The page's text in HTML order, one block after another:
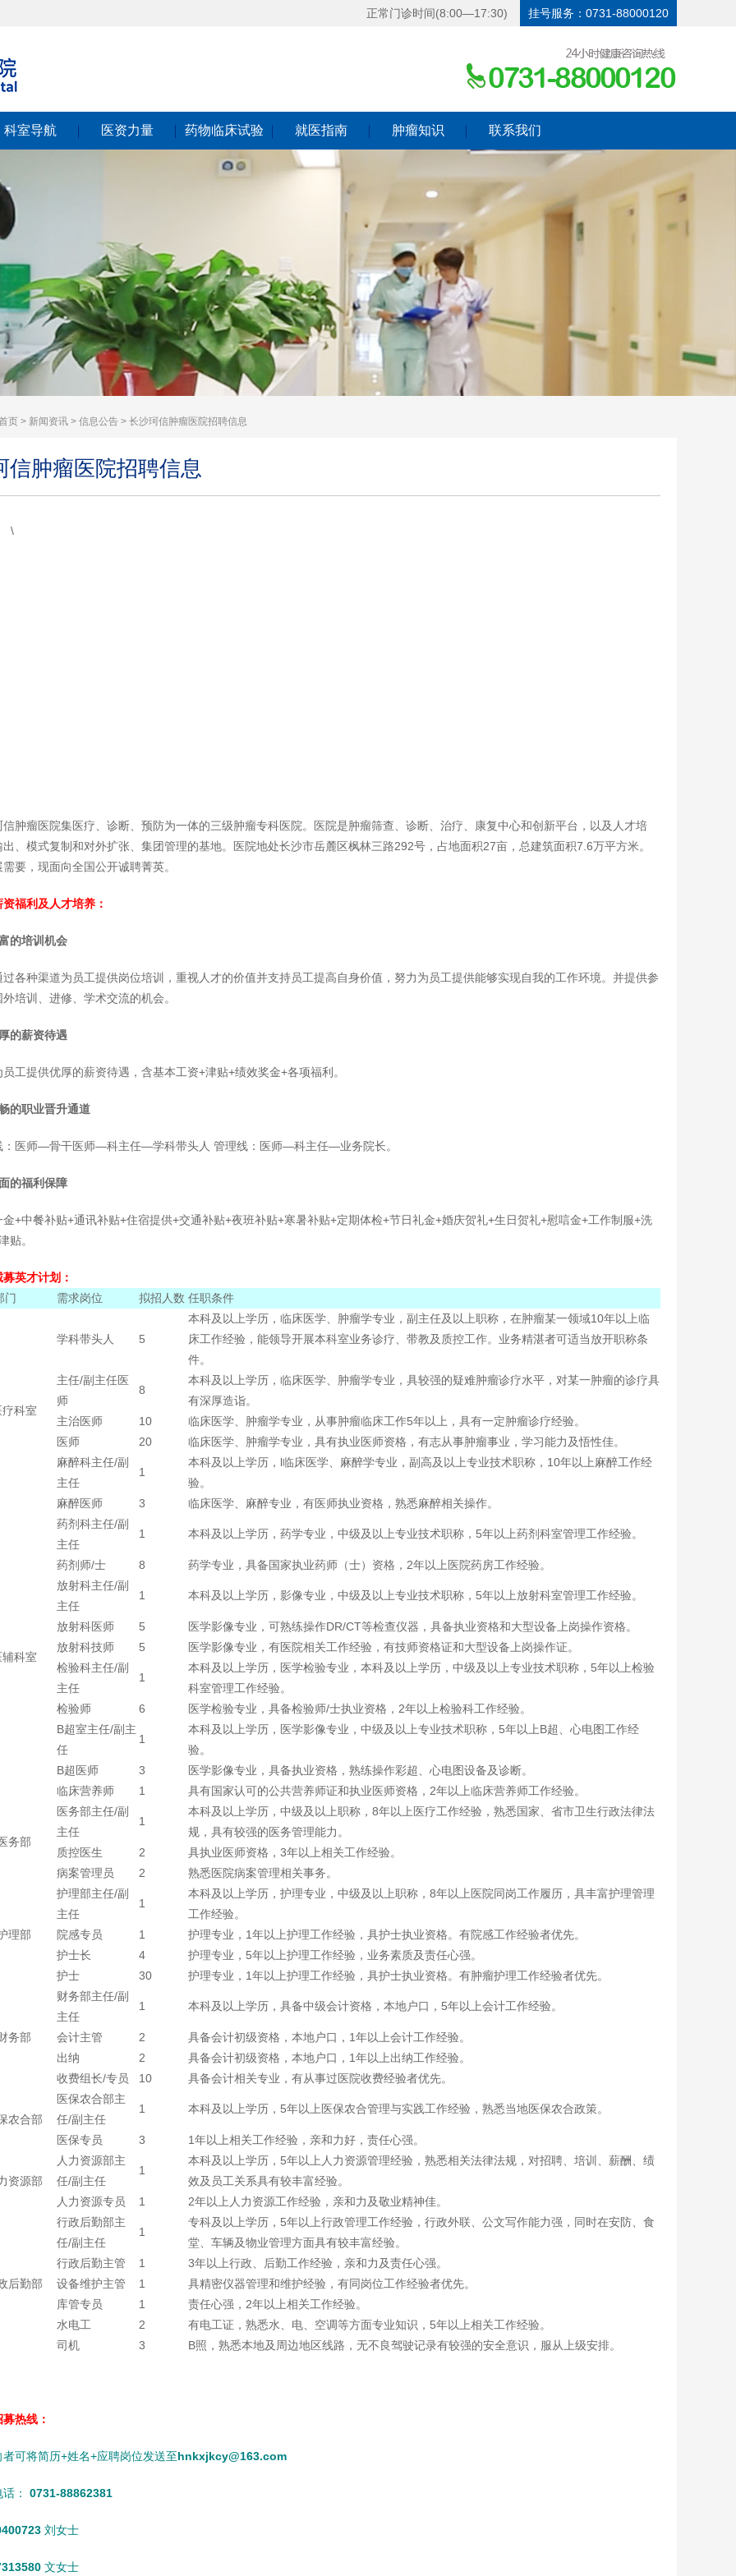
正常门诊时间(8:00—17:30) 挂号服务：0731-88000120
科室导航 医资力量 药物临床试验 就医指南 肿瘤知识 联系我们
页 > 新闻资讯 > 信息公告 > 长沙珂信肿瘤医院招聘信息
信肿瘤医院招聘信息
信肿瘤医院集医疗、诊断、预防为一体的三级肿瘤专科医院。医院是肿瘤筛查、诊断、治疗、康复中心和创新平台，以及人才培
出、模式复制和对外扩张、集团管理的基地。医院地处长沙市岳麓区枫林三路292号，占地面积27亩，总建筑面积7.6万平方米。
要，现面向全国公开诚聘菁英。
福利及人才培养：
的培训机会
过各种渠道为员工提供岗位培训，重视人才的价值并支持员工提高自身价值，努力为员工提供能够实现自我的工作环境。并提供参
培训、进修、学术交流的机会。
的薪资待遇
员工提供优厚的薪资待遇，含基本工资+津贴+绩效奖金+各项福利。
的职业晋升通道
：医师—骨干医师—科主任—学科带头人 管理线：医师—科主任—业务院长。
的福利保障
金+中餐补贴+通讯补贴+住宿提供+交通补贴+夜班补贴+寒暑补贴+定期体检+节日礼金+婚庆贺礼+生日贺礼+慰唁金+工作制服+洗
贴。
英才计划：
门 需求岗位 拟招人数 任职条件
疗科室
学科带头人 5
本科及以上学历，临床医学、肿瘤学专业，副主任及以上职称，在肿瘤某一领域10年以上临
床工作经验，能领导开展本科室业务诊疗、带教及质控工作。业务精湛者可适当放开职称条
件。
主任/副主任医
师
8
本科及以上学历，临床医学、肿瘤学专业，具较强的疑难肿瘤诊疗水平，对某一肿瘤的诊疗具
有深厚造诣。
主治医师
10
临床医学、肿瘤学专业，从事肿瘤临床工作5年以上，具有一定肿瘤诊疗经验。
医师
20
临床医学、肿瘤学专业，具有执业医师资格，有志从事肿瘤事业，学习能力及悟性佳。
麻醉科主任/副
主任
1
本科及以上学历，l临床医学、麻醉学专业，副高及以上专业技术职称，10年以上麻醉工作经
验。
麻醉医师
3 临床医学、麻醉专业，有医师执业资格，熟悉麻醉相关操作。
辅科室
药剂科主任/副
主任
1 本科及以上学历，药学专业，中级及以上专业技术职称，5年以上药剂科室管理工作经验。
药剂师/士 8
药学专业，具备国家执业药师（士）资格，2年以上医院药房工作经验。
放射科主任/副
主任
1 本科及以上学历，影像专业，中级及以上专业技术职称，5年以上放射科室管理工作经验。
放射科医师 5
医学影像专业，可熟练操作DR/CT等检查仪器，具备执业资格和大型设备上岗操作资格。
放射科技师
5
医学影像专业，有医院相关工作经验，有技师资格证和大型设备上岗操作证。
检验科主任/副
主任
1
本科及以上学历，医学检验专业，本科及以上学历，中级及以上专业技术职称，5年以上检验
科室管理工作经验。
检验师
6
医学检验专业，具备检验师/士执业资格，2年以上检验科工作经验。
B超室主任/副主
任
1
本科及以上学历，医学影像专业，中级及以上专业技术职称，5年以上B超、心电图工作经
验。
B超医师
3
医学影像专业，具备执业资格，熟练操作彩超、心电图设备及诊断。
临床营养师
1 具有国家认可的公共营养师证和执业医师资格，2年以上临床营养师工作经验。
务部
医务部主任/副
主任
1
本科及以上学历，中级及以上职称，8年以上医疗工作经验，熟悉国家、省市卫生行政法律法
规，具有较强的医务管理能力。
质控医生
2
具执业医师资格，3年以上相关工作经验。
病案管理员
2 熟悉医院病案管理相关事务。
理部
护理部主任/副
主任
1
本科及以上学历，护理专业，中级及以上职称，8年以上医院同岗工作履历，具丰富护理管理
工作经验。
院感专员
1
护理专业，1年以上护理工作经验，具护士执业资格。有院感工作经验者优先。
护士长
4
护理专业，5年以上护理工作经验，业务素质及责任心强。
护士
30 护理专业，1年以上护理工作经验，具护士执业资格。有肿瘤护理工作经验者优先。
务部
财务部主任/副
主任
1 本科及以上学历，具备中级会计资格，本地户口，5年以上会计工作经验。
会计主管 2
具备会计初级资格，本地户口，1年以上会计工作经验。
出纳
2
具备会计初级资格，本地户口，1年以上出纳工作经验。
收费组长/专员
10 具备会计相关专业，有从事过医院收费经验者优先。
农合部
医保农合部主
任/副主任
1 本科及以上学历，5年以上医保农合管理与实践工作经验，熟悉当地医保农合政策。
医保专员 3 1年以上相关工作经验，亲和力好，责任心强。
资源部
人力资源部主
任/副主任
1
本科及以上学历，5年以上人力资源管理经验，熟悉相关法律法规，对招聘、培训、薪酬、绩
效及员工关系具有较丰富经验。
人力资源专员
1 2年以上人力资源工作经验，亲和力及敬业精神佳。
后勤部
行政后勤部主
任/副主任
1
专科及以上学历，5年以上行政管理工作经验，行政外联、公文写作能力强，同时在安防、食
堂、车辆及物业管理方面具有较丰富经验。
行政后勤主管
1
3年以上行政、后勤工作经验，亲和力及责任心强。
设备维护主管
1
具精密仪器管理和维护经验，有同岗位工作经验者优先。
库管专员
1
责任心强，2年以上相关工作经验。
水电工
2
有电工证，熟悉水、电、空调等方面专业知识，5年以上相关工作经验。
司机
3 B照，熟悉本地及周边地区线路，无不良驾驶记录有较强的安全意识，服从上级安排。
热线：
者可将简历+姓名+应聘岗位发送至hnkxjkcy@163.com
： 0731-88862381
刘女士
文女士